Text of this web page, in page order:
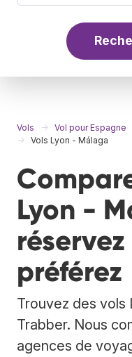
Vols Vol pour Espagne
Vols Lyon - Málaga
Lyon -
préférez
Trouvez des vols
Trabber. Nous
agences de